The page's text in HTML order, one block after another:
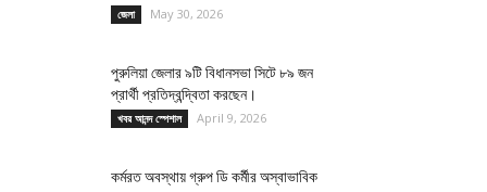
জেলা May 30, 2026
পুরুলিয়া জেলার ৯টি বিধানসভা সিটে ৮৯ জন
প্রার্থী প্রতিদ্বন্দ্বিতা করছেন।
খবর আনন্দ স্পেশাল April 9, 2026
কর্মরত অবস্থায় গ্রুপ ডি কর্মীর অস্বাভাবিক